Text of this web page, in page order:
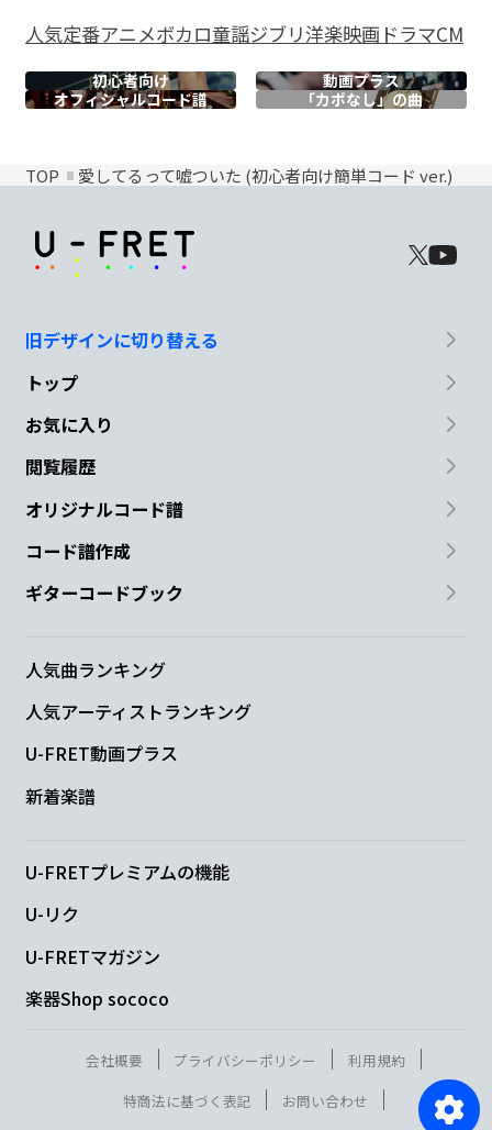
人気定番アニメボカロ童謡ジブリ洋楽映画ドラマCM
初心者向け
動画プラス
オフィシャルコード譜 「カポなし」の曲
TOP 愛してるって嘘ついた (初心者向け簡単コード ver.)
旧デザインに切り替える
トップ
お気に入り
閲覧履歴
オリジナルコード譜
コード譜作成
ギターコードブック
人気曲ランキング
人気アーティストランキング
U-FRET動画プラス
新着楽譜
U-FRETプレミアムの機能
U-リク
U-FRETマガジン
楽器Shop sococo
会社概要 プライバシーポリシー
利用規約
特商法に基づく表記
お問い合わせ